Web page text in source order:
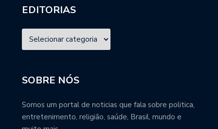
EDITORIAS
SOBRE NÓS
Somos um portal de noticias que fala sobre politica,
entretenimento, religião, saúde, Brasil, mundo e